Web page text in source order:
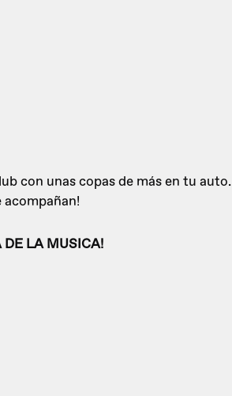
con unas copas de más en tu auto.
acompañan!
DE LA MUSICA!